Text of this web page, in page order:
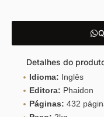
Detalhes do
Idioma: Inglês
Editora: Phaidon
Páginas: 432